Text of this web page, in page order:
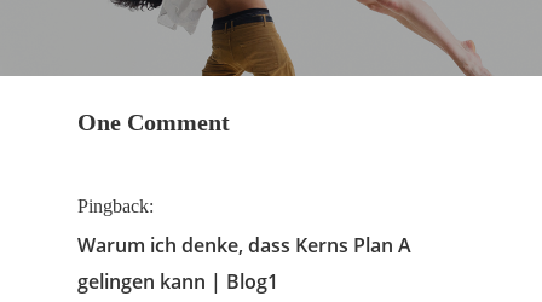
One Comment
Pingback:
Warum ich denke, dass Kerns Plan A
gelingen kann | Blog1